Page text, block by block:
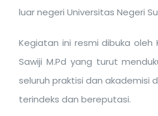
luar negeri Universitas Negeri
Kegiatan ini resmi dibuka oleh
Sawiji M.Pd yang turut
seluruh praktisi dan akademisi
terindeks dan bereputasi.